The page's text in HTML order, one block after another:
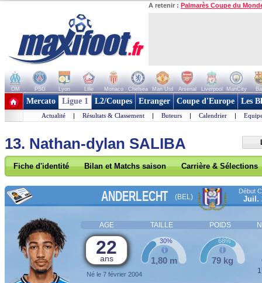
A retenir : Palmarès Coupe du
OM PSG Lyon Lille Monaco Chelsea Man Utd Arsenal Liverpool ManCity
+ de clubs
Mercato Ligue 1 L2/Coupes Etranger Coupe d'Europe Les
Actualité | Résultats & Classement | Buteurs | Calendrier |
13. Nathan-dylan SALIBA
Fiche d'identité Bilan et Matchs saison Carrière & Sélections
ANDERLECHT (BEL)
Début
Juil.
AGE TAILLE POIDS
22
ans
Né le 7 février 2004
1,80 m
30%
79 kg
68%